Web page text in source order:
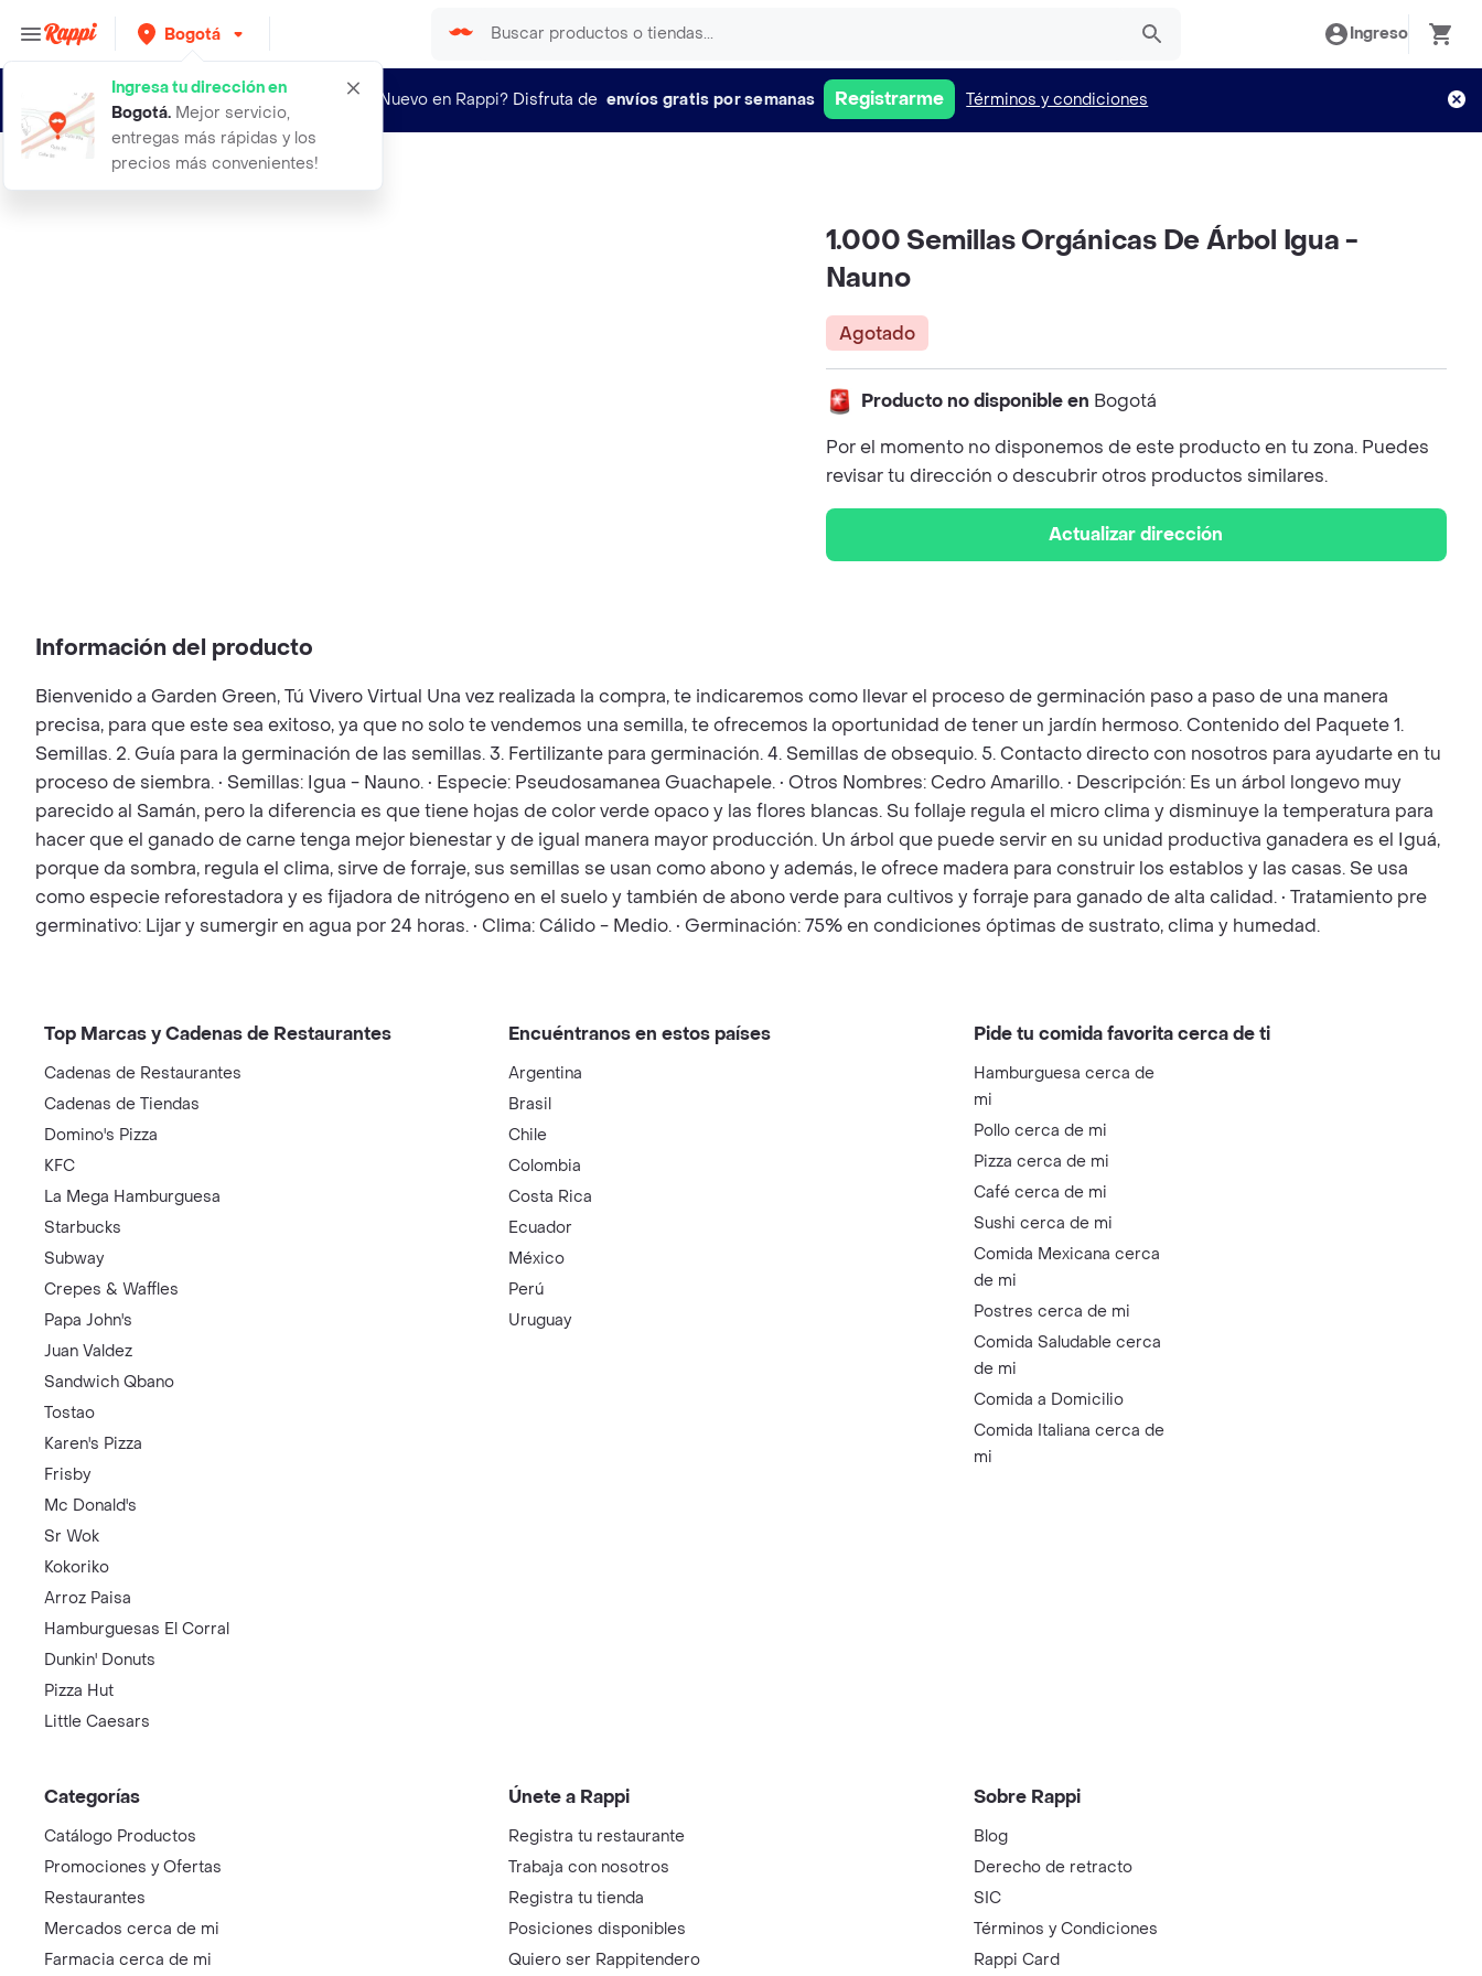
Bogotá
Ingresa tu dirección en
Bogotá. Mejor servicio,
entregas más rápidas y los
precios más convenientes!
Ingreso
¿Nuevo en Rappi? Disfruta de envíos gratis por semanas Registrarme Términos y condiciones
1000 semillas organicas de arbol ig
1.000 Semillas Orgánicas De Árbol Igua -
Nauno
Agotado
Producto no disponible en Bogotá
Por el momento no disponemos de este producto en tu zona. Puedes
revisar tu dirección o descubrir otros productos similares.
Actualizar dirección
Información del producto
Bienvenido a Garden Green, Tú Vivero Virtual Una vez realizada la compra, te indicaremos como llevar el proceso de germinación paso a paso de una manera
precisa, para que este sea exitoso, ya que no solo te vendemos una semilla, te ofrecemos la oportunidad de tener un jardín hermoso. Contenido del Paquete 1.
Semillas. 2. Guía para la germinación de las semillas. 3. Fertilizante para germinación. 4. Semillas de obsequio. 5. Contacto directo con nosotros para ayudarte en tu
proceso de siembra. • Semillas: Igua - Nauno. • Especie: Pseudosamanea Guachapele. • Otros Nombres: Cedro Amarillo. • Descripción: Es un árbol longevo muy
parecido al Samán, pero la diferencia es que tiene hojas de color verde opaco y las flores blancas. Su follaje regula el micro clima y disminuye la temperatura para
hacer que el ganado de carne tenga mejor bienestar y de igual manera mayor producción. Un árbol que puede servir en su unidad productiva ganadera es el Iguá,
porque da sombra, regula el clima, sirve de forraje, sus semillas se usan como abono y además, le ofrece madera para construir los establos y las casas. Se usa
como especie reforestadora y es fijadora de nitrógeno en el suelo y también de abono verde para cultivos y forraje para ganado de alta calidad. • Tratamiento pre
germinativo: Lijar y sumergir en agua por 24 horas. • Clima: Cálido - Medio. • Germinación: 75% en condiciones óptimas de sustrato, clima y humedad.
Top Marcas y Cadenas de Restaurantes
Cadenas de Restaurantes
Cadenas de Tiendas
Domino's Pizza
KFC
La Mega Hamburguesa
Starbucks
Subway
Crepes & Waffles
Papa John's
Juan Valdez
Sandwich Qbano
Tostao
Karen's Pizza
Frisby
Mc Donald's
Sr Wok
Kokoriko
Arroz Paisa
Hamburguesas El Corral
Dunkin' Donuts
Pizza Hut
Little Caesars
Encuéntranos en estos países
Argentina
Brasil
Chile
Colombia
Costa Rica
Ecuador
México
Perú
Uruguay
Pide tu comida favorita cerca de ti
Hamburguesa cerca de
mi
Pollo cerca de mi
Pizza cerca de mi
Café cerca de mi
Sushi cerca de mi
Comida Mexicana cerca
de mi
Postres cerca de mi
Comida Saludable cerca
de mi
Comida a Domicilio
Comida Italiana cerca de
mi
Categorías
Catálogo Productos
Promociones y Ofertas
Restaurantes
Mercados cerca de mi
Farmacia cerca de mi
Únete a Rappi
Registra tu restaurante
Trabaja con nosotros
Registra tu tienda
Posiciones disponibles
Quiero ser Rappitendero
Sobre Rappi
Blog
Derecho de retracto
SIC
Términos y Condiciones
Rappi Card